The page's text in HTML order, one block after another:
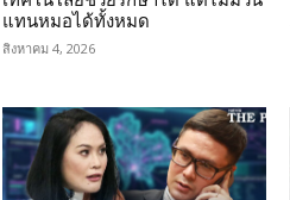
แทนหมอได้ทั้งหมด
สิงหาคม 4, 2026